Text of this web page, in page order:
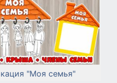
"Моя семья"